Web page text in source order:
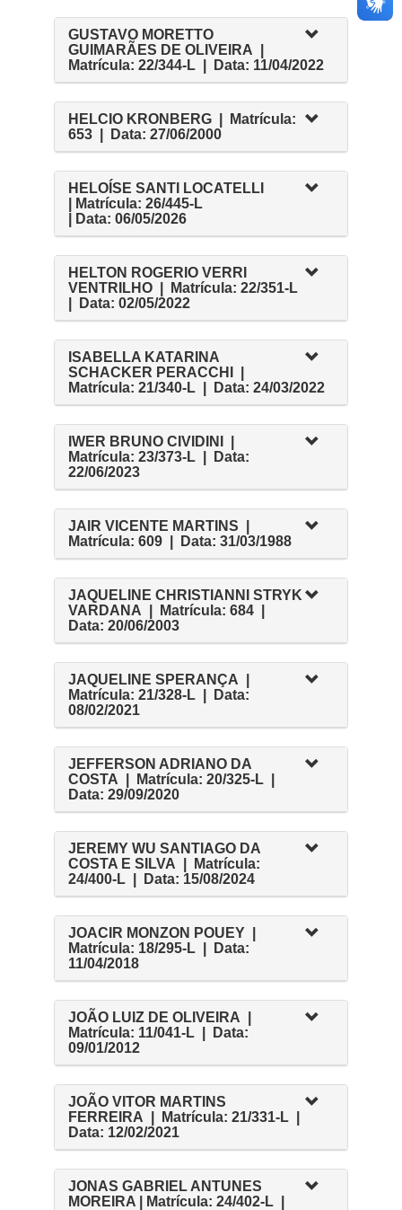
GUSTAVO MORETTO
GUIMARÃES DE OLIVEIRA |
Matrícula: 22/344-L | Data: 11/04/2022
HELCIO KRONBERG | Matrícula:
653 | Data: 27/06/2000
HELOÍSE SANTI LOCATELLI
| Matrícula: 26/445-L
| Data: 06/05/2026
HELTON ROGERIO VERRI
VENTRILHO | Matrícula: 22/351-L
| Data: 02/05/2022
ISABELLA KATARINA
SCHACKER PERACCHI |
Matrícula: 21/340-L | Data: 24/03/2022
IWER BRUNO CIVIDINI |
Matrícula: 23/373-L | Data:
22/06/2023
JAIR VICENTE MARTINS |
Matrícula: 609 | Data: 31/03/1988
JAQUELINE CHRISTIANNI STRYK
VARDANA | Matrícula: 684 |
Data: 20/06/2003
JAQUELINE SPERANÇA |
Matrícula: 21/328-L | Data:
08/02/2021
JEFFERSON ADRIANO DA
COSTA | Matrícula: 20/325-L |
Data: 29/09/2020
JEREMY WU SANTIAGO DA
COSTA E SILVA | Matrícula:
24/400-L | Data: 15/08/2024
JOACIR MONZON POUEY |
Matrícula: 18/295-L | Data:
11/04/2018
JOÃO LUIZ DE OLIVEIRA |
Matrícula: 11/041-L | Data:
09/01/2012
JOÃO VITOR MARTINS
FERREIRA | Matrícula: 21/331-L |
Data: 12/02/2021
JONAS GABRIEL ANTUNES
MOREIRA | Matrícula: 24/402-L |